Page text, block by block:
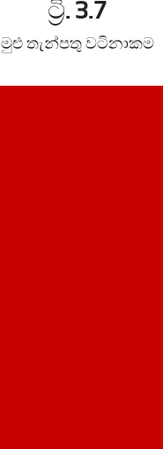
ට්‍රි. 3.7
මුළු තැන්පතු වටිනාකම